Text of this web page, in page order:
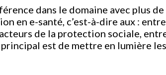
dans le domaine avec plus
en e-santé, c’est-à-dire aux :
de la protection sociale,
est de mettre en lumière